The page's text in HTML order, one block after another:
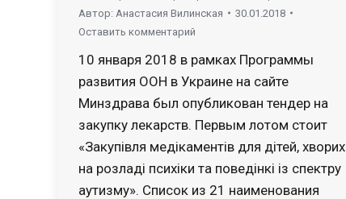
Автор: Анастасия Вилинская
30.01.2018
Оставить комментарий
10 января 2018 в рамках Программы
развития ООН в Украине на сайте
Минздрава был опубликован тендер на
закупку лекарств. Первым лотом стоит
«Закупівля медiкаментiв для дiтей, хворих
на розладi психіки та поведiнкi iз спектру
аутизму». Список из 21 наименования